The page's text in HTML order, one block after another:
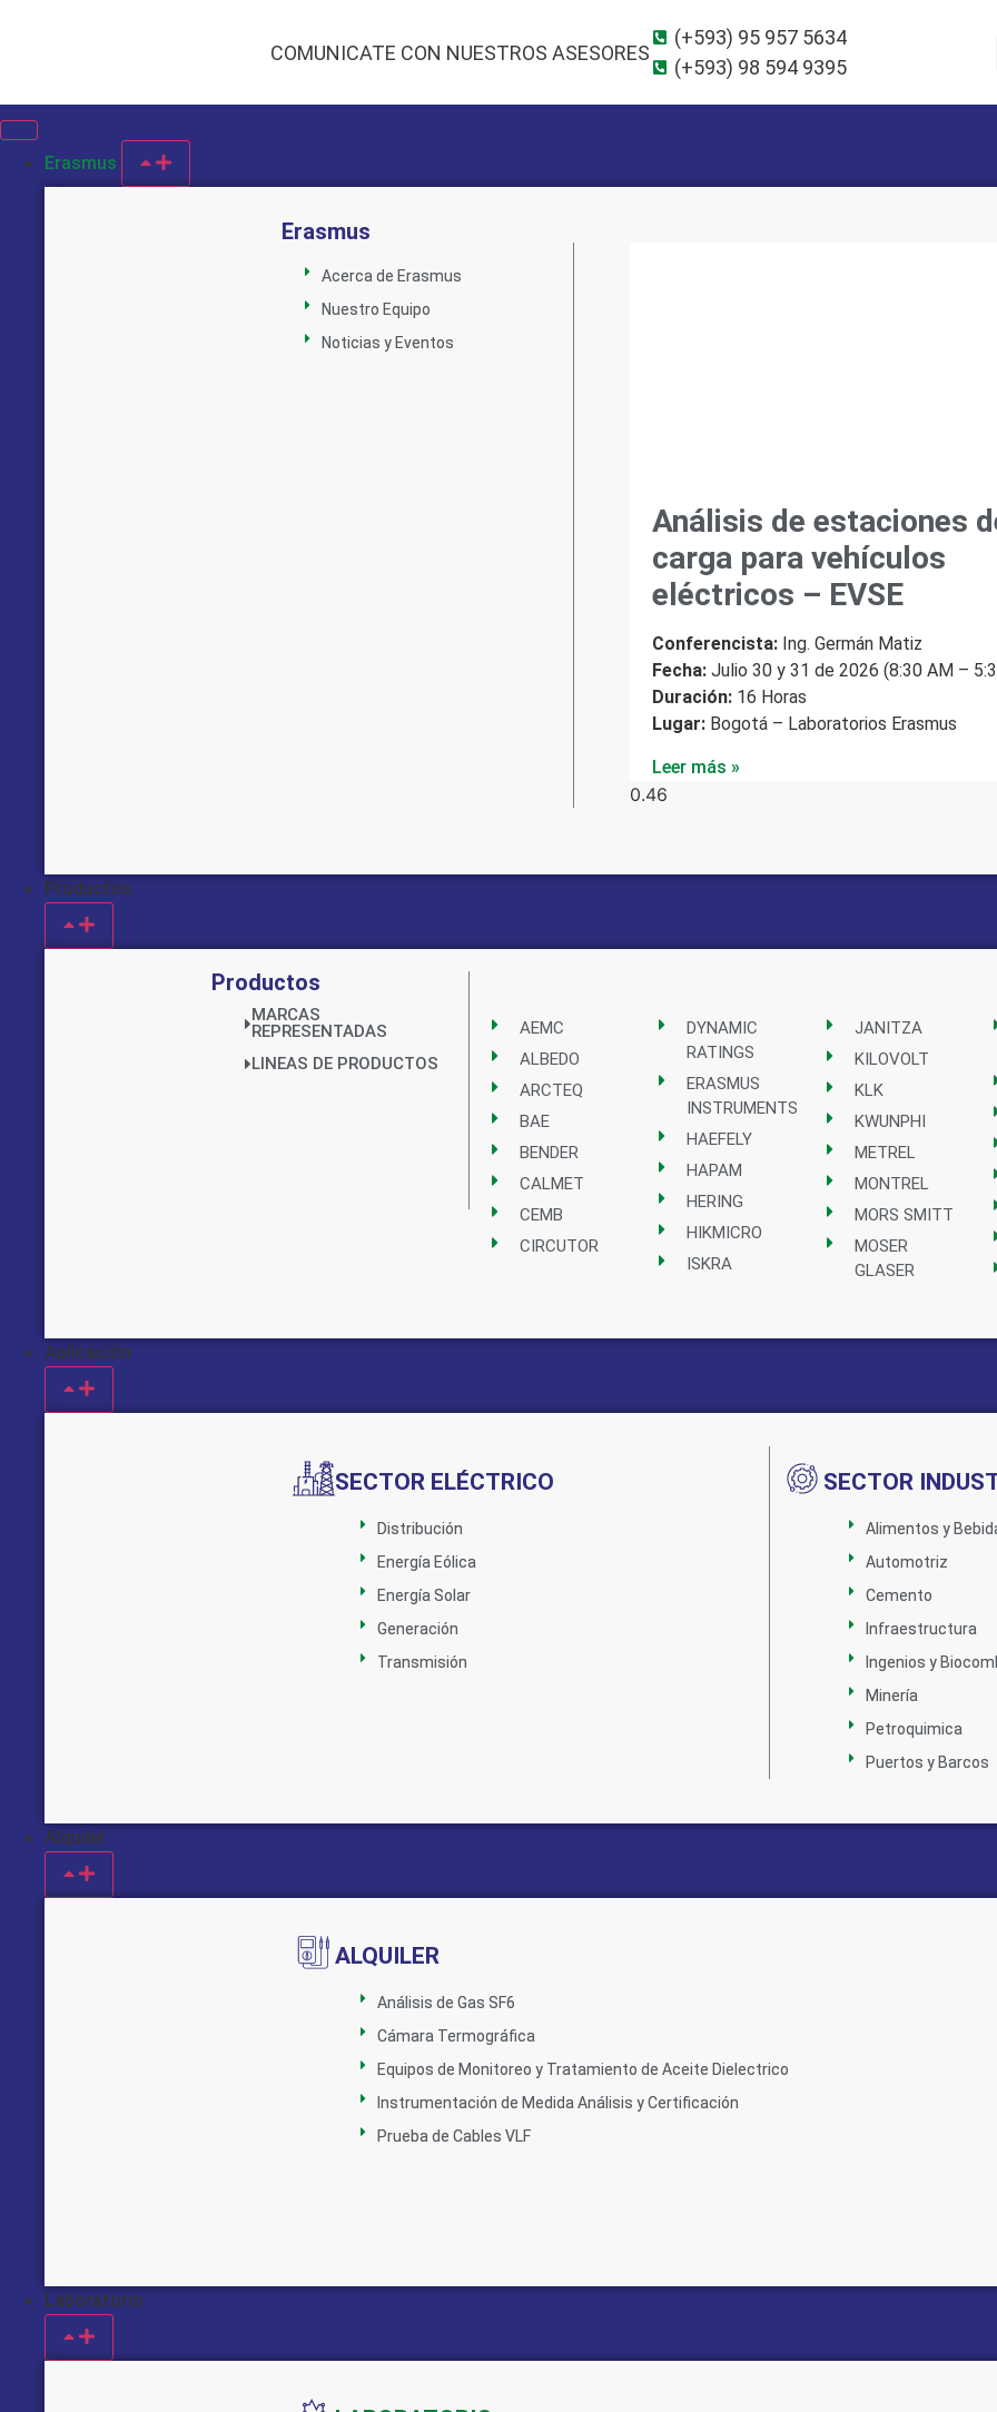
COMUNICATE CON NUESTROS ASESORES
(+593) 95 957 5634
(+593) 98 594 9395
Erasmus
Erasmus
Acerca de Erasmus
Nuestro Equipo
Noticias y Eventos
Análisis de estaciones
carga para vehículos
eléctricos – EVSE
Conferencista: Ing. Germán Matiz
Fecha: Julio 30 y 31 de 2026 (8:30 AM –
Duración: 16 Horas
Lugar: Bogotá – Laboratorios Erasmus
Leer más »
Productos
Productos
MARCAS
REPRESENTADAS
LINEAS DE PRODUCTOS
AEMC
ALBEDO
ARCTEQ
BAE
BENDER
CALMET
CEMB
CIRCUTOR
DYNAMIC
RATINGS
ERASMUS
INSTRUMENTS
HAEFELY
HAPAM
HERING
HIKMICRO
ISKRA
JANITZA
KILOVOLT
KLK
KWUNPHI
METREL
MONTREL
MORS SMITT
MOSER
GLASER
Aplicación
SECTOR ELÉCTRICO
Distribución
Energía Eólica
Energía Solar
Generación
Transmisión
SECTOR
Alimentos y
Automotriz
Cemento
Infraestructura
Ingenios y
Minería
Petroquimica
Puertos y Barcos
Alquiler
ALQUILER
Análisis de Gas SF6
Cámara Termográfica
Equipos de Monitoreo y Tratamiento de Aceite Dielectrico
Instrumentación de Medida Análisis y Certificación
Prueba de Cables VLF
Laboratorio